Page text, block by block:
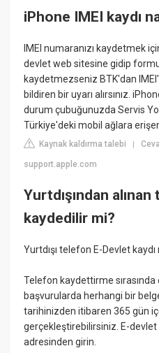
iPhone IMEI kaydı
IMEI numaranızı kaydetmek
devlet web sitesine gidip
kaydetmezseniz BTK'dan
bildiren bir uyarı alırsınız.
durum çubuğunuzda Servis
Türkiye'deki mobil ağlara
Kaynak kaldırma talebi |
support.apple.com
Yurtdışından
kaydedilir mi?
Yurtdışı telefon E-Devlet kaydı
Telefon kaydettirme
başvurularda herhangi bir
tarihinizden itibaren 365 gün
gerçekleştirebilirsiniz. E-
adresinden girin.